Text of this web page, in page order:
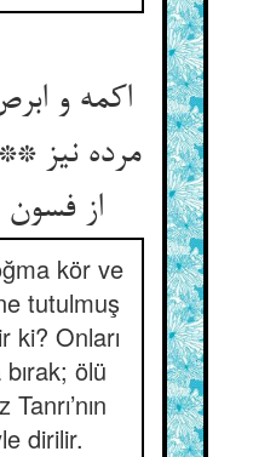
اکمه و
مرده نیز
از فسون
kör ve
tutulmuş
ki? Onları
ölü
dirilir.